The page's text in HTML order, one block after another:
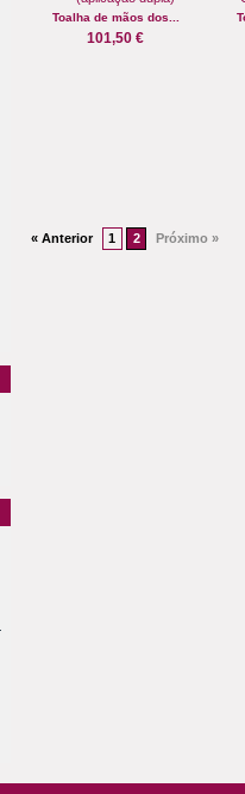
Toalha de mãos dos...
101,50 €
« Anterior 1 2 Próximo »